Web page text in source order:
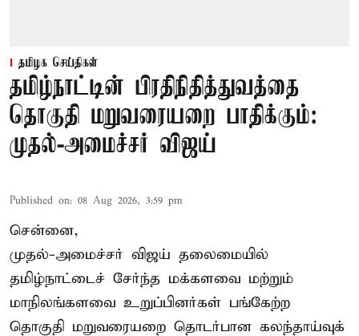
தமிழக செய்திகள்
தமிழ்நாட்டின் பிரதிநிதித்துவத்தை
தொகுதி மறுவரையறை பாதிக்கும்:
முதல்-அமைச்சர் விஜய்
Published on: 08 Aug 2026, 3:59 pm
சென்னை,
முதல்-அமைச்சர் விஜய் தலைமையில்
தமிழ்நாட்டைச் சேர்ந்த மக்களவை மற்றும்
மாநிலங்களவை உறுப்பினர்கள் பங்கேற்ற
தொகுதி மறுவரையறை தொடர்பான கலந்தாய்வுக்